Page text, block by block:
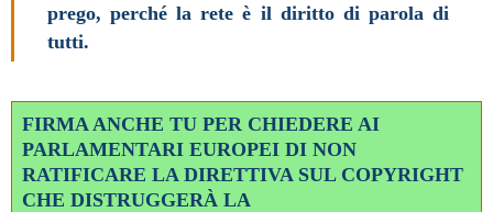
prego, perché la rete è il diritto di parola di
tutti.
FIRMA ANCHE TU PER CHIEDERE AI
PARLAMENTARI EUROPEI DI NON
RATIFICARE LA DIRETTIVA SUL COPYRIGHT
CHE DISTRUGGERÀ LA